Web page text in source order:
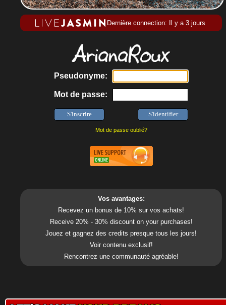
Dernière connection: Il y a 3 jours
Pseudonyme:
Mot de passe:
Mot de passe oublié?
Vos avantages:
Recevez un bonus de 10% sur vos achats!
Receive 20% - 30% discount on your purchases!
Jouez et gagnez des credits presque tous les jours!
Voir contenu exclusif!
Rencontrez une communauté agréable!